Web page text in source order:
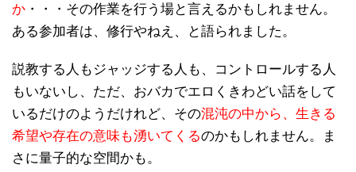
か ・・・その作業を行う場と言えるかもしれません。
ある参加者は、修行やねえ、と語られました。
説教する人もジャッジする人も、コントロールする人
もいないし、ただ、おバカでエロくきわどい話をして
いるだけのようだけれど、その混沌の中から、生きる
希望や存在の意味も湧いてくるのかもしれません。ま
さに量子的な空間かも。